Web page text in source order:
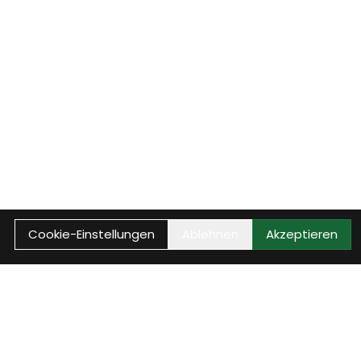
Cookie-Einstellungen Akzeptieren